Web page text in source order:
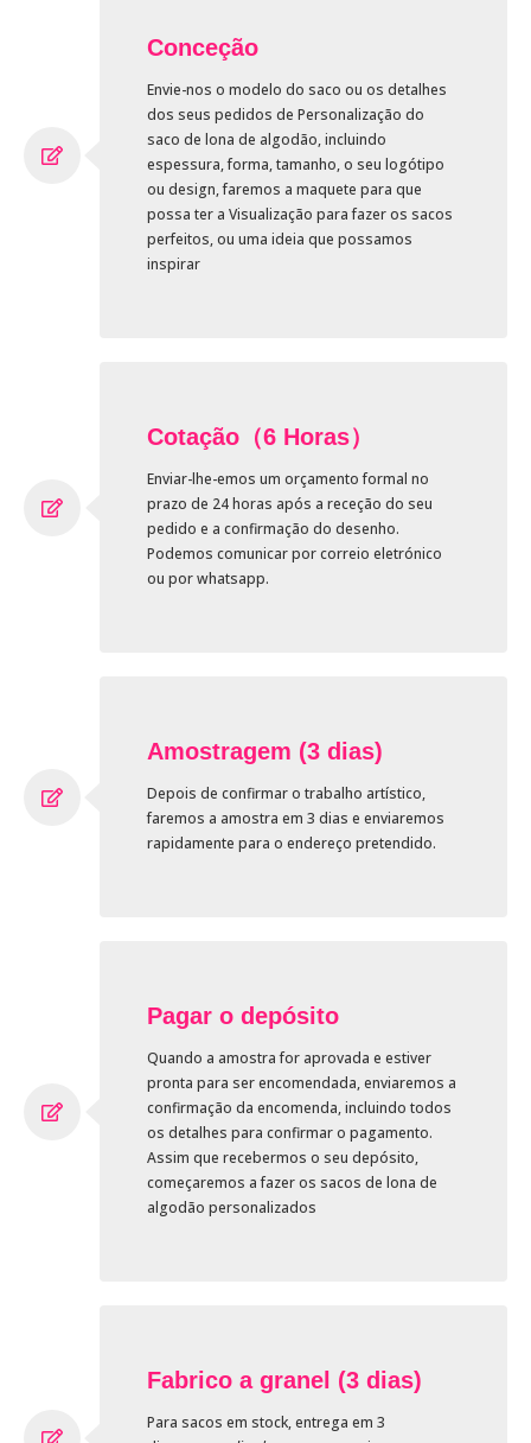
Conceção
Envie-nos o modelo do saco ou os detalhes
dos seus pedidos de Personalização do
saco de lona de algodão, incluindo
espessura, forma, tamanho, o seu logótipo
ou design, faremos a maquete para que
possa ter a Visualização para fazer os sacos
perfeitos, ou uma ideia que possamos
inspirar
Cotação（6 Horas）
Enviar-lhe-emos um orçamento formal no
prazo de 24 horas após a receção do seu
pedido e a confirmação do desenho.
Podemos comunicar por correio eletrónico
ou por whatsapp.
Amostragem (3 dias)
Depois de confirmar o trabalho artístico,
faremos a amostra em 3 dias e enviaremos
rapidamente para o endereço pretendido.
Pagar o depósito
Quando a amostra for aprovada e estiver
pronta para ser encomendada, enviaremos a
confirmação da encomenda, incluindo todos
os detalhes para confirmar o pagamento.
Assim que recebermos o seu depósito,
começaremos a fazer os sacos de lona de
algodão personalizados
Fabrico a granel (3 dias)
Para sacos em stock, entrega em 3